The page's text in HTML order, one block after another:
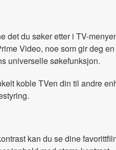
du søker etter i TV-
Video, noe som gir deg
universelle søkefunksjon.
koble TVen din til andre
kan du se dine